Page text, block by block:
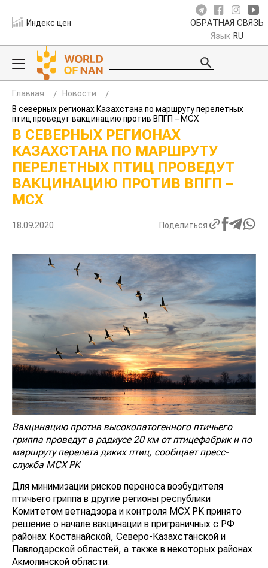
Индекс цен ОБРАТНАЯ СВЯЗЬ
Язык RU
Главная
Новости
В северных регионах Казахстана по маршруту перелетных
птиц проведут вакцинацию против ВПГП – МСХ
В СЕВЕРНЫХ РЕГИОНАХ
КАЗАХСТАНА ПО МАРШРУТУ
ПЕРЕЛЕТНЫХ ПТИЦ ПРОВЕДУТ
ВАКЦИНАЦИЮ ПРОТИВ ВПГП –
МСХ
18.09.2020 Поделиться
Вакцинацию против высокопатогенного птичьего
гриппа проведут в радиусе 20 км от птицефабрик и по
маршруту перелета диких птиц, сообщает пресс-
служба МСХ РК
Для минимизации рисков переноса возбудителя
птичьего гриппа в другие регионы республики
Комитетом ветнадзора и контроля МСХ РК принято
решение о начале вакцинации в приграничных с РФ
районах Костанайской, Северо-Казахстанской и
Павлодарской областей, а также в некоторых районах
Акмолинской области.